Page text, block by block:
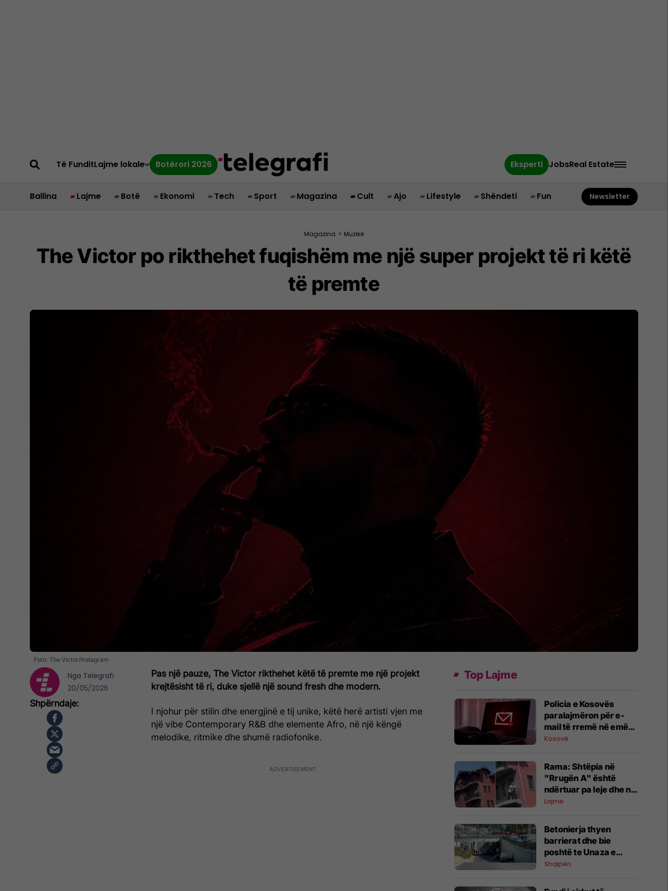
Të FunditLajme lokale Botërori 2026 Eksperti JobsReal Estate
Ballina Lajme Botë Ekonomi Tech Sport Magazina Cult Ajo Lifestyle Shëndeti Fun Newsletter
Magazina > Muzikë
The Victor po rikthehet fuqishëm me një super projekt të ri këtë
të premte
Foto: The Victor/Instagram
Pas një pauze, The Victor rikthehet këtë të premte me një projekt
krejtësisht të ri, duke sjellë një sound fresh dhe modern.
I njohur për stilin dhe energjinë e tij unike, këtë herë artisti vjen me
një vibe Contemporary R&B dhe elemente Afro, në një këngë
melodike, ritmike dhe shumë radiofonike.
Nga Telegrafi
20/05/2026
Top Lajme
Policia e Kosovës
paralajmëron për e-
mail të rremë në emër
të drejtorit të
Kosovë
Rama: Shtëpia në
"Rrugën A" është
ndërtuar pa leje dhe në
pronë komunale
Lajme
Betonierja thyen
barrierat dhe bie
poshtë te Unaza e
Madhe në Tiranë,
Shqipëri